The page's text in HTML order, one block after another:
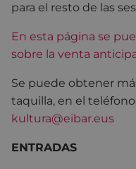
para el resto de las
En esta página se
sobre la venta
Se puede obtener
taquilla, en el
kultura@eibar.eus
ENTRADAS